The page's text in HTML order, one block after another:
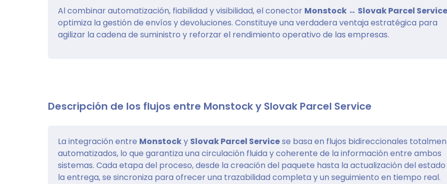
Al combinar automatización, fiabilidad y visibilidad, el conector Monstock ↔ Slovak Parcel Service
optimiza la gestión de envíos y devoluciones. Constituye una verdadera ventaja estratégica para
agilizar la cadena de suministro y reforzar el rendimiento operativo de las empresas.
Descripción de los flujos entre Monstock y Slovak Parcel Service
La integración entre Monstocky Slovak Parcel Servicese basa en flujos bidireccionales
automatizados, lo que garantiza una circulación fluida y coherente de la información entre ambos
sistemas. Cada etapa del proceso, desde la creación del paquete hasta la actualización del estado
la entrega, se sincroniza para ofrecer una trazabilidad completa y un seguimiento en tiempo real.